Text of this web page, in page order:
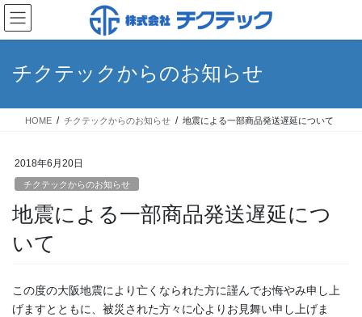
コ
ン
テ
ス
ナ
ビ
ゲ
ン
チクテックからのお知らせ
HOME チクテックからのお知らせ 地震による一部商品発送遅延について
2018年6月20日
チクテックからのお知らせ
地震による一部商品発送遅延につ
いて
この度の大阪地震により亡くなられた方に謹んでお悔やみ申し上
げますとともに、被災された方々に心よりお見舞い申し上げま